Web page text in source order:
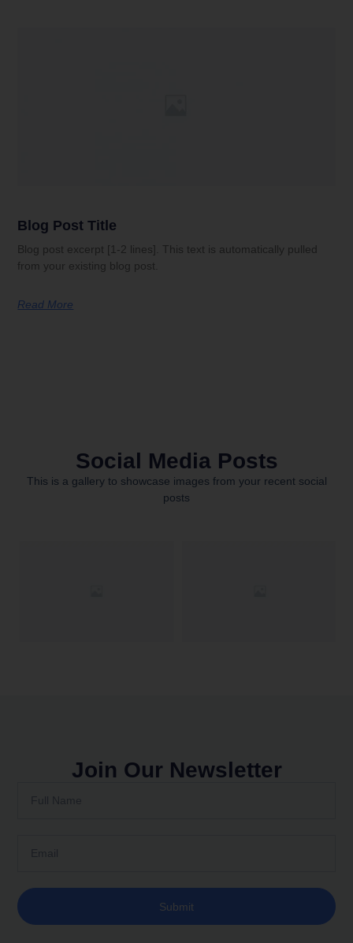
Blog Post Title
Blog post excerpt [1-2 lines]. This text is automatically pulled
from your existing blog post.
Read More
Social Media Posts
This is a gallery to showcase images from your recent social
posts
Join Our Newsletter
Submit